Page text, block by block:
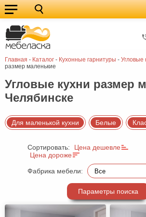
Главная - Каталог - Кухонные гарнитуры - Угловые
размер маленькие
Кухонные
гарнитуры
Мебель
для
кухни
Мебель
для
спальни
Кровати
Шкафы
Диваны
Мягкая
мебель
Детская
мебель
Мебель
Угловые кухни размер
Челябинске
Для маленькой кухни Белые
Сортировать:
Цена дешевле
Цена дороже
Фабрика мебели:
Параметры поиска